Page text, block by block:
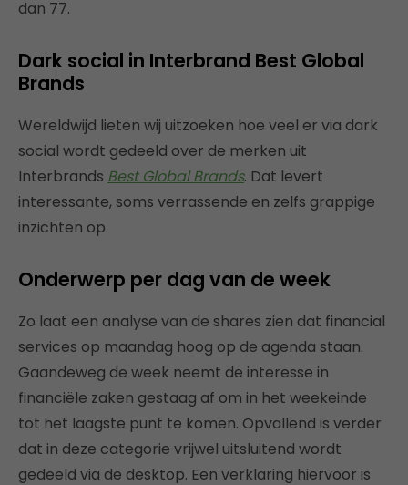
dan 77.
Dark social in Interbrand Best Global
Brands
Wereldwijd lieten wij uitzoeken hoe veel er via dark
social wordt gedeeld over de merken uit
Interbrands Best Global Brands. Dat levert
interessante, soms verrassende en zelfs grappige
inzichten op.
Onderwerp per dag van de week
Zo laat een analyse van de shares zien dat financial
services op maandag hoog op de agenda staan.
Gaandeweg de week neemt de interesse in
financiële zaken gestaag af om in het weekeinde
tot het laagste punt te komen. Opvallend is verder
dat in deze categorie vrijwel uitsluitend wordt
gedeeld via de desktop. Een verklaring hiervoor is